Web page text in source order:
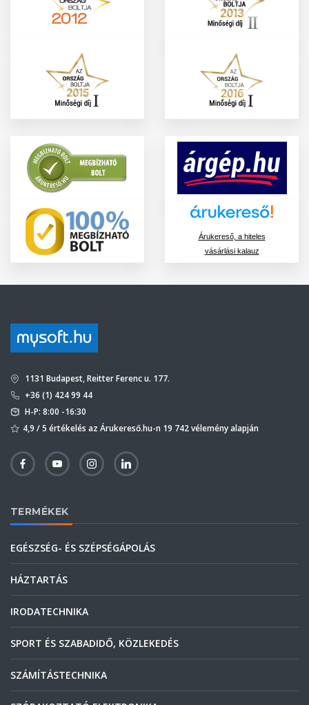
Árukereső, a hiteles
vásárlási kalauz
1131 Budapest, Reitter Ferenc u. 177.
+36 (1) 424 99 44
H-P: 8:00 -16:30
4,9 / 5 értékelés az Árukereső.hu-n 19 742 vélemény alapján
TERMÉKEK
EGÉSZSÉG- ÉS SZÉPSÉGÁPOLÁS
HÁZTARTÁS
IRODATECHNIKA
SPORT ÉS SZABADIDŐ, KÖZLEKEDÉS
SZÁMÍTÁSTECHNIKA